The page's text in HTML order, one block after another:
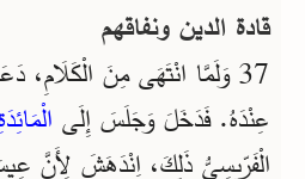
قادة الدين ونفاقهم
37 وَلَمَّا انْتَهَى مِنَ الْكَلَامِ،
عِنْدَهُ. فَدَخَلَ وَجَلَسَ إِلَى
الْفَرِّيسِيُّ ذَلِكَ، اِنْدَهَشَ لِأَنَّ